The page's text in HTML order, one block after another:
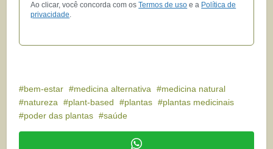
Ao clicar, você concorda com osTermos de uso e a Política de
privacidade.
bem-estar medicina alternativa
medicina natural
natureza
plant-based plantas
plantas medicinais
poder das plantas
saúde